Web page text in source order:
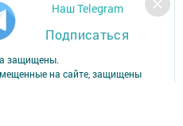
Наш Telegram
Подписаться
защищены.
на сайте, защищены